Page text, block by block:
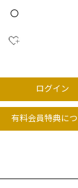
〇
ログイン
有料会員特典に